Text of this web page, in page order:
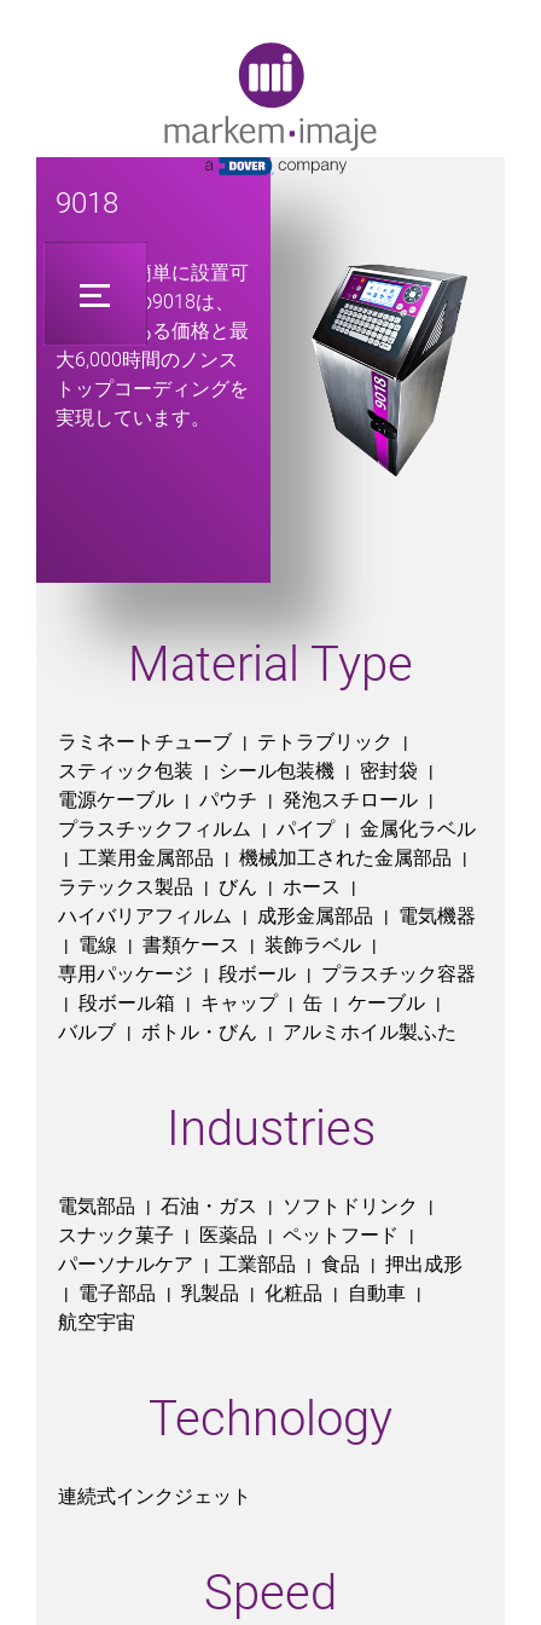
9018
短時間で簡単に設置可
能な設計の9018は、
競争力のある価格と最
大6,000時間のノンス
トップコーディングを
実現しています。
Material Type
ラミネートチューブ | テトラブリック |
スティック包装 | シール包装機 | 密封袋 |
電源ケーブル | パウチ | 発泡スチロール |
プラスチックフィルム | パイプ | 金属化ラベル
| 工業用金属部品 | 機械加工された金属部品 |
ラテックス製品 | びん | ホース |
ハイバリアフィルム | 成形金属部品 | 電気機器
| 電線 | 書類ケース | 装飾ラベル |
専用パッケージ | 段ボール | プラスチック容器
| 段ボール箱 | キャップ | 缶 | ケーブル |
バルブ | ボトル・びん | アルミホイル製ふた
Industries
電気部品 | 石油・ガス | ソフトドリンク |
スナック菓子 | 医薬品 | ペットフード |
パーソナルケア | 工業部品 | 食品 | 押出成形
| 電子部品 | 乳製品 | 化粧品 | 自動車 |
航空宇宙
Technology
連続式インクジェット
Speed